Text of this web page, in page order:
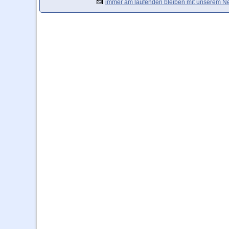
immer am laufenden bleiben mit unserem